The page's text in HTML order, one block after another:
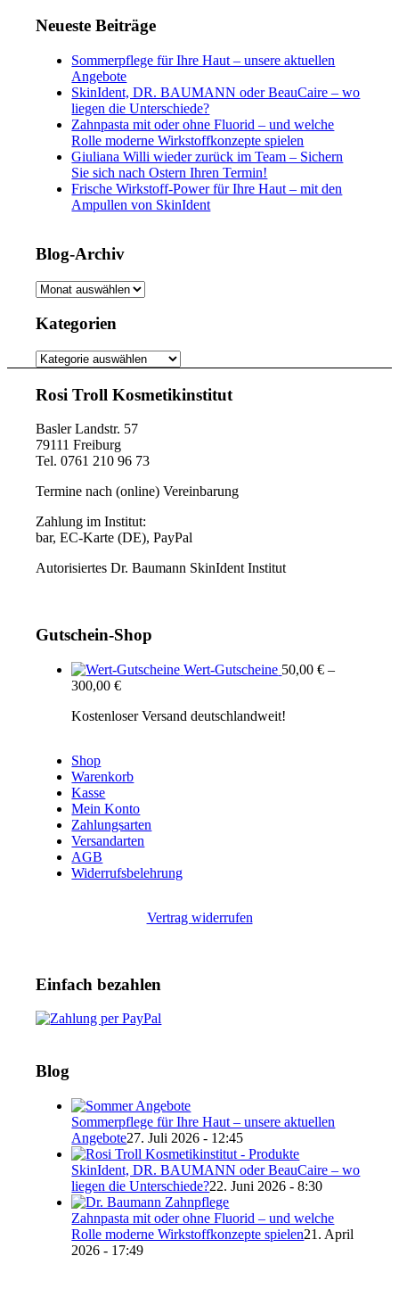
Neueste Beiträge
Sommerpflege für Ihre Haut – unsere aktuellen
Angebote
SkinIdent, DR. BAUMANN oder BeauCaire – wo
liegen die Unterschiede?
Zahnpasta mit oder ohne Fluorid – und welche
Rolle moderne Wirkstoffkonzepte spielen
Giuliana Willi wieder zurück im Team – Sichern
Sie sich nach Ostern Ihren Termin!
Frische Wirkstoff-Power für Ihre Haut – mit den
Ampullen von SkinIdent
Blog-Archiv
Blog-
Kategorien
Kategorien
Rosi Troll Kosmetikinstitut
Basler Landstr. 57
79111 Freiburg
Tel. 0761 210 96 73
Termine nach (online) Vereinbarung
Zahlung im Institut:
bar, EC-Karte (DE), PayPal
Autorisiertes Dr. Baumann SkinIdent Institut
Gutschein-Shop
Wert-Gutscheine 50,00€ –
300,00€
Kostenloser Versand deutschlandweit!
Shop
Warenkorb
Kasse
Mein Konto
Zahlungsarten
Versandarten
AGB
Widerrufsbelehrung
Vertrag widerrufen
Einfach bezahlen
Blog
Sommerpflege für Ihre Haut – unsere aktuellen
Angebote27. Juli 2026 - 12:45
SkinIdent, DR. BAUMANN oder BeauCaire – wo
liegen die Unterschiede?22. Juni 2026 - 8:30
Zahnpasta mit oder ohne Fluorid – und welche
Rolle moderne Wirkstoffkonzepte spielen21. April
2026 - 17:49